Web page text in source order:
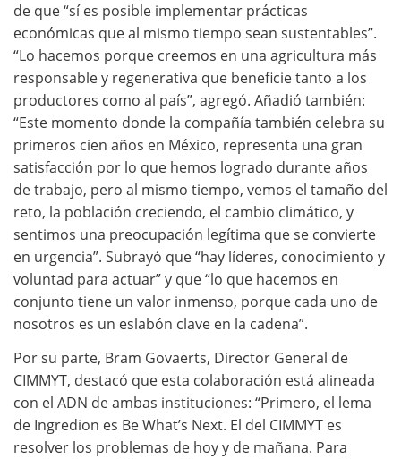
de que “sí es posible implementar prácticas
económicas que al mismo tiempo sean sustentables”.
“Lo hacemos porque creemos en una agricultura más
responsable y regenerativa que beneficie tanto a los
productores como al país”, agregó. Añadió también:
“Este momento donde la compañía también celebra su
primeros cien años en México, representa una gran
satisfacción por lo que hemos logrado durante años
de trabajo, pero al mismo tiempo, vemos el tamaño del
reto, la población creciendo, el cambio climático, y
sentimos una preocupación legítima que se convierte
en urgencia”. Subrayó que “hay líderes, conocimiento y
voluntad para actuar” y que “lo que hacemos en
conjunto tiene un valor inmenso, porque cada uno de
nosotros es un eslabón clave en la cadena”.
Por su parte, Bram Govaerts, Director General de
CIMMYT, destacó que esta colaboración está alineada
con el ADN de ambas instituciones: “Primero, el lema
de Ingredion es Be What’s Next. El del CIMMYT es
resolver los problemas de hoy y de mañana. Para